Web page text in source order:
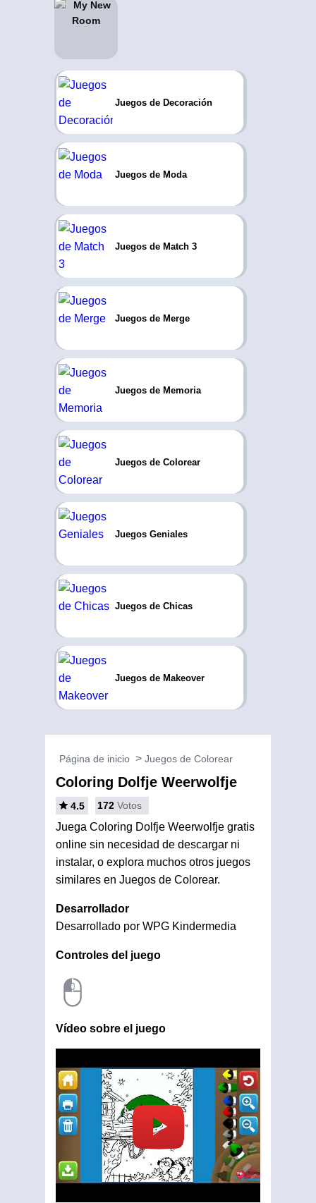
Juegos de Decoración
Juegos de Moda
Juegos de Match 3
Juegos de Merge
Juegos de Memoria
Juegos de Colorear
Juegos Geniales
Juegos de Chicas
Juegos de Makeover
Página de inicio Juegos de Colorear
Coloring Dolfje Weerwolfje
4.5 172 Votos
Juega Coloring Dolfje Weerwolfje gratis
online sin necesidad de descargar ni
instalar, o explora muchos otros juegos
similares en Juegos de Colorear.
Desarrollador
Desarrollado por WPG Kindermedia
Controles del juego
Vídeo sobre el juego